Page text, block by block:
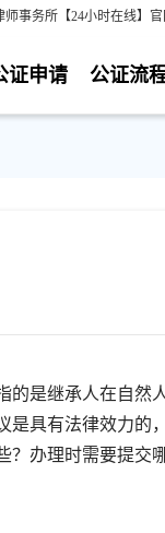
事务所【24小时在线】官
公证流
证申请
是继承人在自然
是具有法律效力的
？办理时需要提交